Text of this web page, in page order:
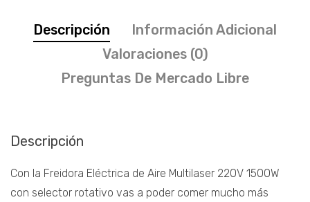
Descripción
Información Adicional
Valoraciones (0)
Preguntas De Mercado Libre
Descripción
Con la Freidora Eléctrica de Aire Multilaser 220V 1500W
con selector rotativo vas a poder comer mucho más